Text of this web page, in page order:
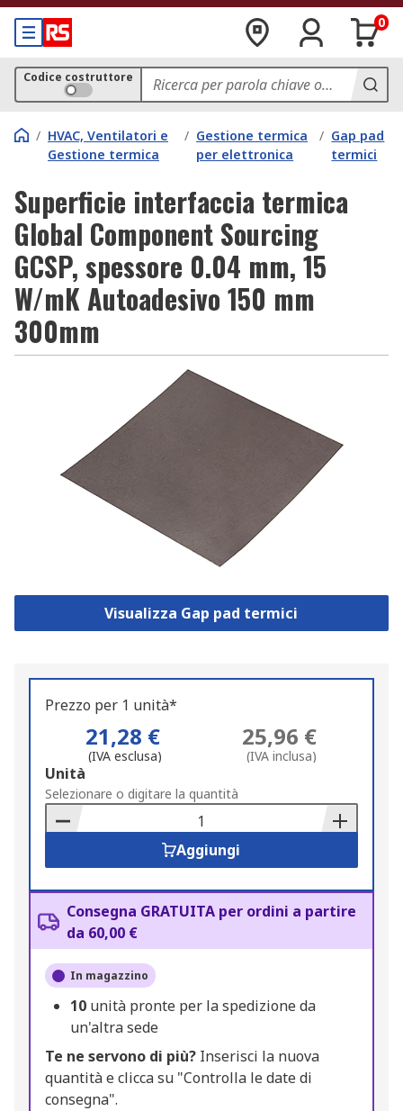
0
Codice costruttore
/ HVAC, Ventilatori e
Gestione termica
/ Gestione termica
per elettronica
/ Gap pad
termici
Superficie interfaccia termica
Global Component Sourcing
GCSP, spessore 0.04 mm, 15
W/mK Autoadesivo 150 mm
300mm
Visualizza Gap pad termici
Prezzo per 1 unità*
21,28 €
(IVA esclusa)
25,96 €
(IVA inclusa)
Add
to
Basket
Unità
Selezionare o digitare la quantità
Aggiungi
Consegna GRATUITA per ordini a partire
da 60,00 €
In magazzino
10 unità pronte per la spedizione da
un'altra sede
Te ne servono di più? Inserisci la nuova
quantità e clicca su "Controlla le date di
consegna".